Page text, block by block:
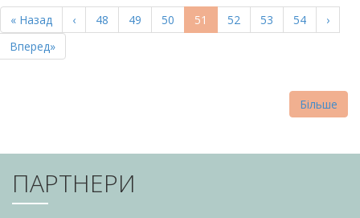
НА
СТОРІНКИ
Перша
сторінка
« Назад
Попередня
сторінка
‹ Page
48 Page
49 Page
50
Поточна
сторінка
51 Page
52 Page
53 Page
54
›
Остання
сторінка
Вперед»
Більше
ПАРТНЕРИ